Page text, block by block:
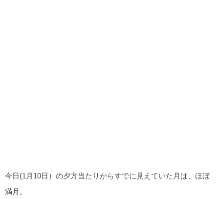
今日(1月10日）の夕方当たりからすでに見えていた月は、ほぼ
満月。